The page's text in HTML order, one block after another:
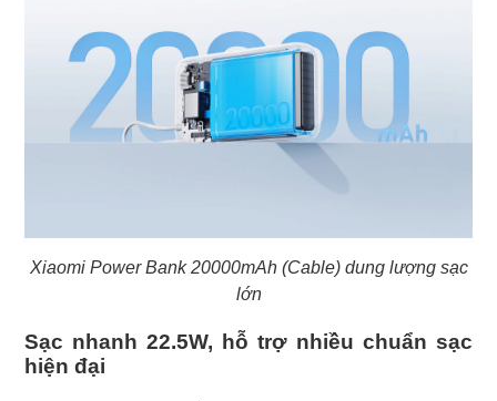
Xiaomi Power Bank 20000mAh (Cable) dung lượng sạc
lớn
Sạc nhanh 22.5W, hỗ trợ nhiều chuẩn sạc
hiện đại